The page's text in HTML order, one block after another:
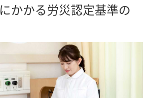
かかる労災認定基準の